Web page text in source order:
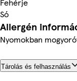
Só
Allergén
Nyomokban
Tárolás és felhasználás